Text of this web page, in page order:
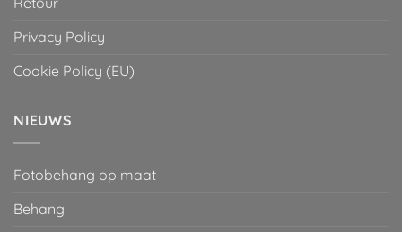
Privacy Policy
Cookie Policy (EU)
NIEUWS
Fotobehang op maat
Behang